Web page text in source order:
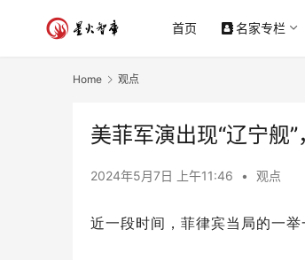
首页 名家专栏
Home 观点
美菲军演出现“辽宁舰
2024年5月7日 上午11:46 • 观点
近一段时间，菲律宾当局的一举